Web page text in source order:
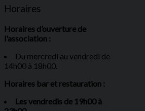
Horaires
Horaires d’ouverture de
l'association :
Du mercredi au vendredi de
14h00 à 18h00.
Horaires bar et restauration :
Les vendredis de 19h00 à